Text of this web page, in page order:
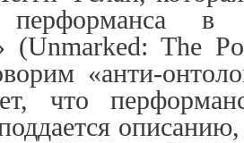
перформанса в
(Unmarked: The
«анти-
что